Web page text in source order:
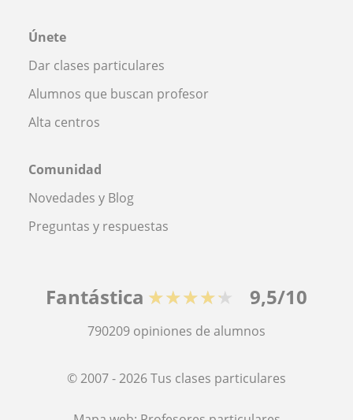
Únete
Dar clases particulares
Alumnos que buscan profesor
Alta centros
Comunidad
Novedades y Blog
Preguntas y respuestas
Fantástica ★★★★★ 9,5/10
790209 opiniones de alumnos
© 2007 - 2026 Tus clases particulares